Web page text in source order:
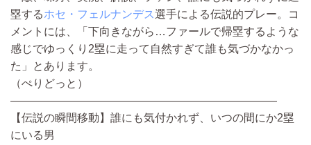
塁するホセ・フェルナンデス選手による伝説的プレー。コ
メントには、「下向きながら…ファールで帰塁するような
感じでゆっくり2塁に走って自然すぎて誰も気づかなかっ
た」とあります。
（ぺりどっと）
————————————————————————
【伝説の瞬間移動】誰にも気付かれず、いつの間にか2塁
にいる男